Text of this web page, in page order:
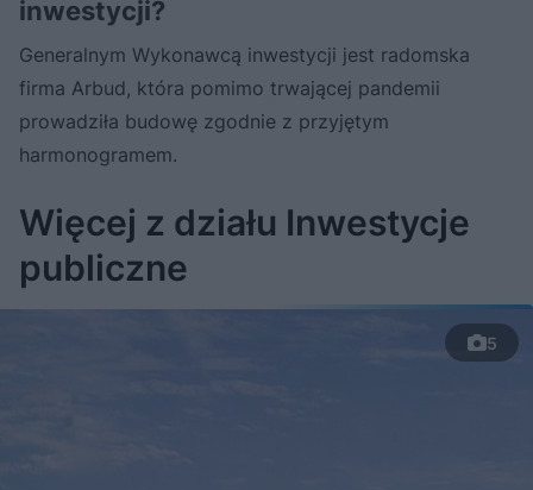
inwestycji?
Generalnym Wykonawcą inwestycji jest radomska
firma Arbud, która pomimo trwającej pandemii
prowadziła budowę zgodnie z przyjętym
harmonogramem.
Więcej z działu Inwestycje
publiczne
5